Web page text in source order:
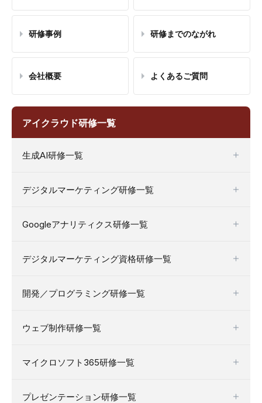
研修事例 研修までのながれ
会社概要 よくあるご質問
アイクラウド研修一覧
生成AI研修一覧
デジタルマーケティング研修一覧
Googleアナリティクス研修一覧
デジタルマーケティング資格研修一覧
開発／プログラミング研修一覧
ウェブ制作研修一覧
マイクロソフト365研修一覧
プレゼンテーション研修一覧